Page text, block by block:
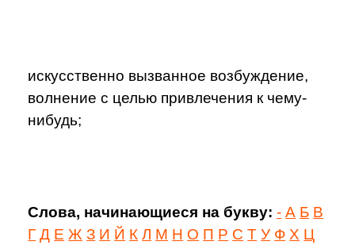
искусственно вызванное возбуждение,
волнение с целью привлечения к чему-
нибудь;
Слова, начинающиеся на букву: - А Б В
Г Д Е Ж З И Й К Л М Н О П Р С Т У Ф Х Ц